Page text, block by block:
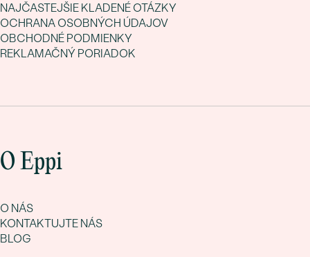
NAJČASTEJŠIE KLADENÉ OTÁZKY
OCHRANA OSOBNÝCH ÚDAJOV
OBCHODNÉ PODMIENKY
REKLAMAČNÝ PORIADOK
O Eppi
O NÁS
KONTAKTUJTE NÁS
BLOG